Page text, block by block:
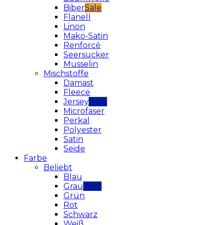
Biber
Flanell
Linon
Mako-Satin
Renforcé
Seersucker
Musselin
Mischstoffe
Damast
Fleece
Jersey
Microfaser
Perkal
Polyester
Satin
Seide
Farbe
Beliebt
Blau
Grau
Grün
Rot
Schwarz